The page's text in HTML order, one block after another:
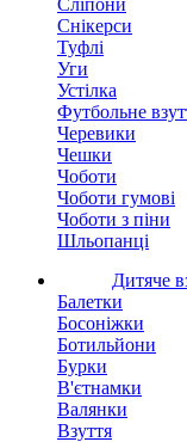
Сліпони
Снікерси
Туфлі
Уги
Устілка
Футбольне
Черевики
Чешки
Чоботи
Чоботи гумові
Чоботи з піни
Шльопанці
Дитяче
Балетки
Босоніжки
Ботильйони
Бурки
В'єтнамки
Валянки
Взуття